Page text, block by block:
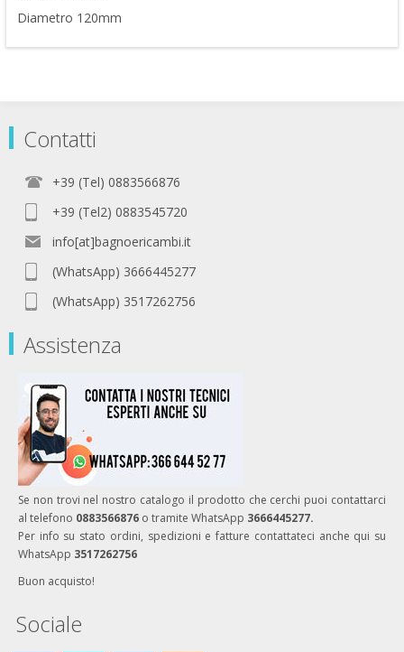
Diametro 120mm
Contatti
+39 (Tel) 0883566876
+39 (Tel2) 0883545720
info[at]bagnoericambi.it
(WhatsApp) 3666445277
(WhatsApp) 3517262756
Assistenza
Se non trovi nel nostro catalogo il prodotto che cerchi puoi contattarci
al telefono 0883566876 o tramite WhatsApp 3666445277.
Per info su stato ordini, spedizioni e fatture contattateci anche qui su
WhatsApp 3517262756
Buon acquisto!
Sociale